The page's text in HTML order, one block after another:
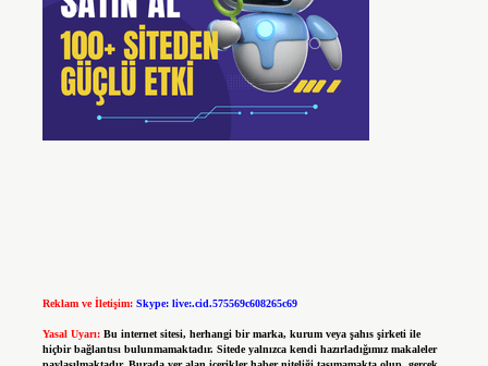
Reklam ve İletişim: Skype: live:.cid.575569c608265c69
Yasal Uyarı: Bu internet sitesi, herhangi bir marka, kurum veya şahıs şirketi ile
hiçbir bağlantısı bulunmamaktadır. Sitede yalnızca kendi hazırladığımız makaleler